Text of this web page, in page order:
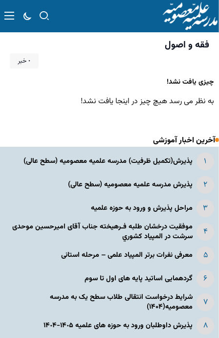
فقه و اصول
۰ خبر
چیزی یافت نشد!
به نظر می رسد هیچ چیز در اینجا یافت نشد!
آخرین اخبار آموزشی
پذیرش(تکمیل ظرفیت) مدرسه علمیه معصومیه‌ (سطح عالی)
پذیرش مدرسه علمیه معصومیه‌ (سطح عالی)
مراحل پذیرش و ورود به حوزه علمیه
موفقیت درخشان طلبه فـرهیخته جناب آقای امیرحسین موحدی
سرشت در المپياد كشوري
معرفی نفرات برتر المپیاد علمی – مرحله استانی
گردهمایی اساتید پایه های اول تا سوم
شرایط درخواست انتقالی طلاب سطح یک به مدرسه
معصومیه(۱۴۰۴)
پذیرش داوطلبان ورود به حوزه های علمیه ١۴٠۵-١۴٠۴